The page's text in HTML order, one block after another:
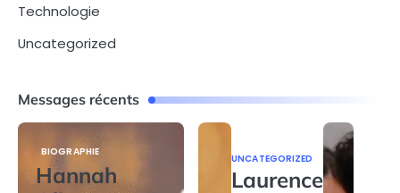
Technologie
Uncategorized
Messages récents
BIOGRAPHIE
Hannah
UNCATEGORIZED
Laurence